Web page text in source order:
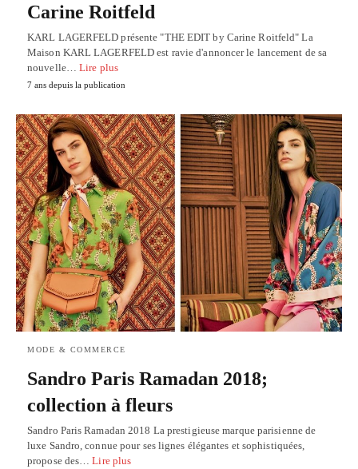
Carine Roitfeld
KARL LAGERFELD présente "THE EDIT by Carine Roitfeld" La
Maison KARL LAGERFELD est ravie d'annoncer le lancement de sa
nouvelle… Lire plus
7 ans depuis la publication
MODE & COMMERCE
Sandro Paris Ramadan 2018;
collection à fleurs
Sandro Paris Ramadan 2018 La prestigieuse marque parisienne de
luxe Sandro, connue pour ses lignes élégantes et sophistiquées,
propose des…Lire plus